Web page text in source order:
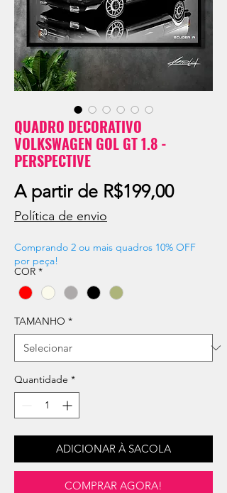
QUADRO DECORATIVO
VOLKSWAGEN GOL GT 1.8 -
PERSPECTIVE
A partir de R$199,00Preço
Política de envio
Comprando 2 ou mais quadros 10% OFF
por peça!
COR *
TAMANHO *
Quantidade *
ADICIONAR À SACOLA
COMPRAR AGORA!